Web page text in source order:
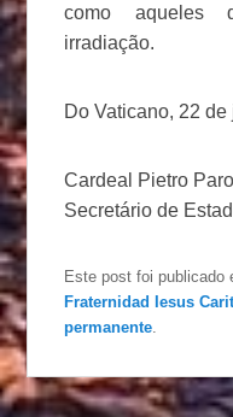
como aqueles
irradiação.
Do Vaticano, 22
Cardeal Pietro
Secretário de
Este post foi publicado
Fraternidad Iesus
permanente